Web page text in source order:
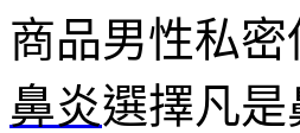
商品男性私
鼻炎選擇凡